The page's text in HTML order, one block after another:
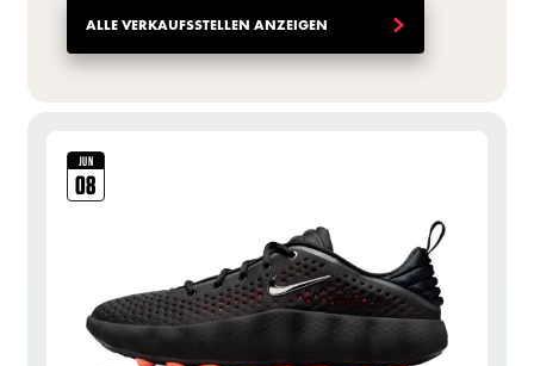
ALLE VERKAUFSSTELLEN ANZEIGEN
JUN
08